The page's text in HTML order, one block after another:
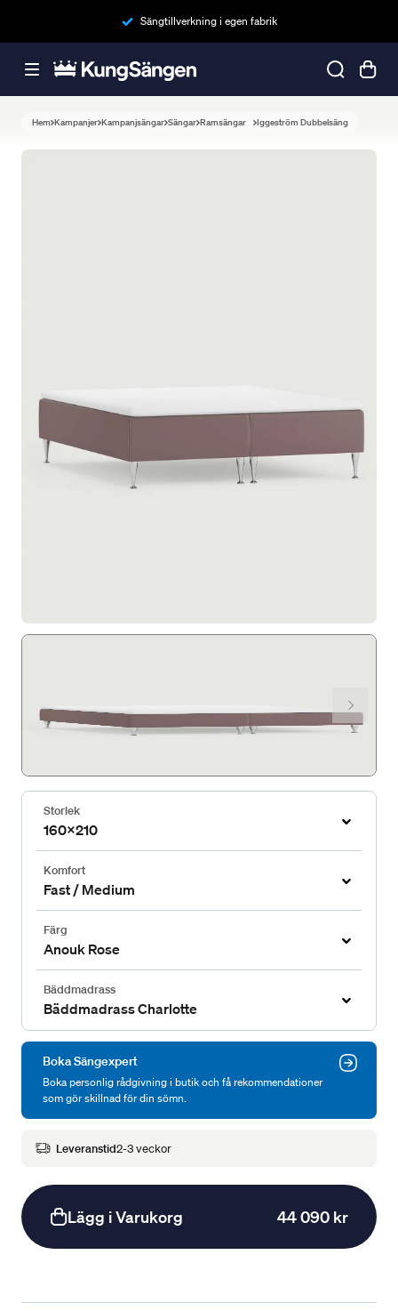
Sängtillverkning i egen fabrik
Hem Kampanjer Kampanjsängar Sängar Ramsängar Iggeström Dubbelsäng
Storlek
160x210
Komfort
Fast / Medium
Färg
Anouk Rose
Bäddmadrass
Bäddmadrass Charlotte
Boka Sängexpert
Boka personlig rådgivning i butik och få rekommendationer
som gör skillnad för din sömn.
Leveranstid2-3 veckor
Lägg i Varukorg 44 090 kr